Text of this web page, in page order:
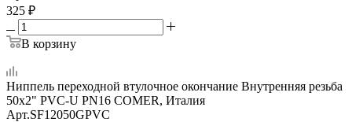
325 ₽
В корзину
Ниппель переходной втулочное окончание Внутренняя резьба
50х2" PVC-U PN16 COMER, Италия
Арт.SF12050GPVC